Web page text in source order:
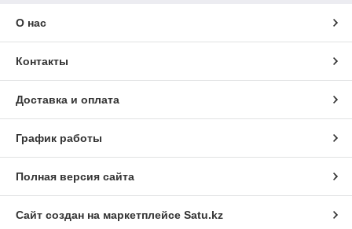
О нас
Контакты
Доставка и оплата
График работы
Полная версия сайта
Сайт создан на маркетплейсе Satu.kz